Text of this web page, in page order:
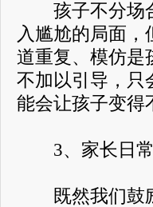
孩子不分场合
入尴尬的局面
道重复、模仿是
不加以引导，只
能会让孩子变得
3、家长日常
既然我们鼓励